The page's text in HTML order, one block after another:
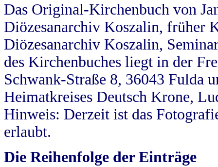
Das Original-Kirchenbuch von
Diözesanarchiv Koszalin, früher
Diözesanarchiv Koszalin,
des Kirchenbuches liegt in der
Schwank-Straße 8, 36043 Fulda
Heimatkreises Deutsch Krone,
Hinweis: Derzeit ist das
erlaubt.
Die Reihenfolge der Einträge